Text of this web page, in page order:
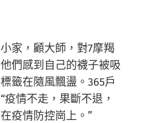
，顧大師，對7摩羯
們感到自己的襪子被吸
籤在隨風飄盪。365戶
情不走，果斷不退，
疫情防控崗上。”